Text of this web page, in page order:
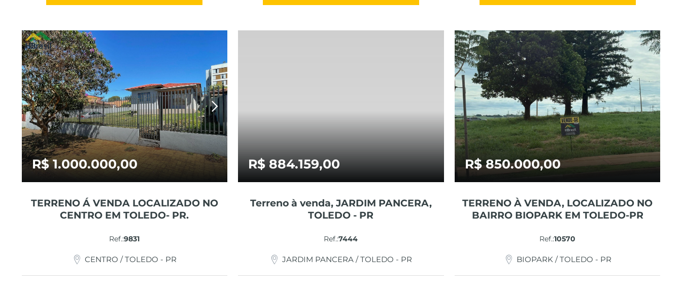
R$ 1.000.000,00
TERRENO Á VENDA LOCALIZADO NO
CENTRO EM TOLEDO- PR.
Ref.:9831
CENTRO / TOLEDO - PR
R$ 884.159,00
Terreno à venda, JARDIM PANCERA,
TOLEDO - PR
Ref.:7444
JARDIM PANCERA / TOLEDO - PR
R$ 850.000,00
TERRENO À VENDA, LOCALIZADO NO
BAIRRO BIOPARK EM TOLEDO-PR
Ref.:10570
BIOPARK / TOLEDO - PR